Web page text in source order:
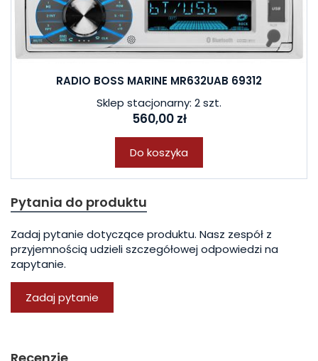
RADIO BOSS MARINE MR632UAB 69312
Sklep stacjonarny: 2 szt.
560,00 zł
Do koszyka
Pytania do produktu
Zadaj pytanie dotyczące produktu. Nasz zespół z
przyjemnością udzieli szczegółowej odpowiedzi na
zapytanie.
Zadaj pytanie